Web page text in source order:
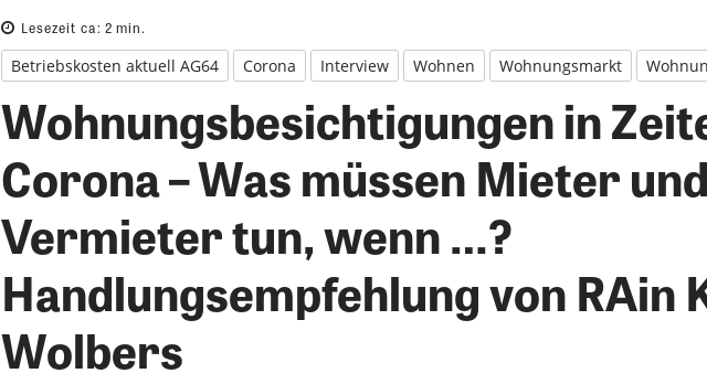
Lesezeit ca: 2 min.
Betriebskosten aktuell AG64 Corona Interview Wohnen Wohnungsmarkt
Wohnungsbesichtigungen in
Corona – Was müssen Mieter und
Vermieter tun, wenn …?
Handlungsempfehlung von RAin
Wolbers